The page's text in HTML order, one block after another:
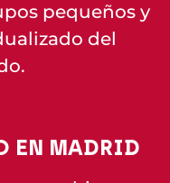
pequeños y
del
EN MADRID